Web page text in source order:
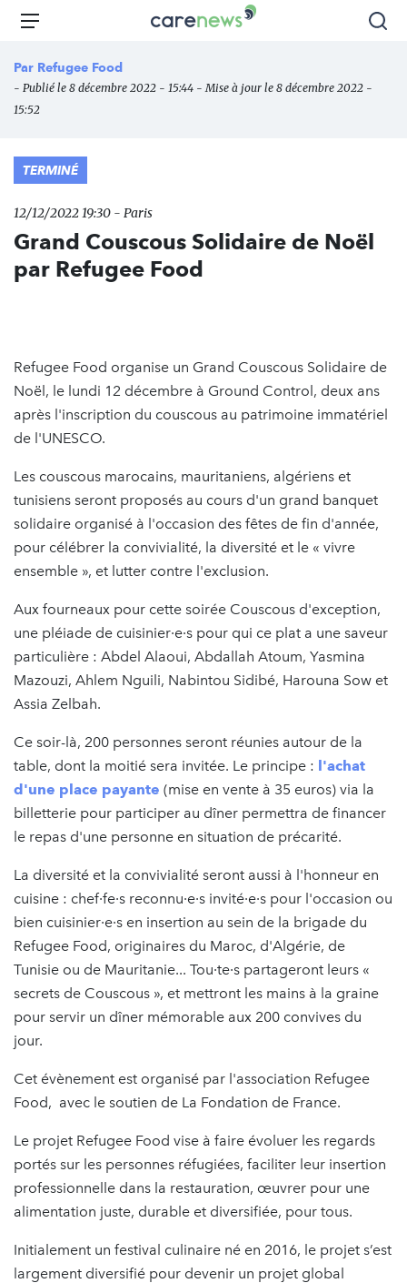
Aller
principal
Carenews,
des
Menu
Par Refugee Food
- Publié le 8 décembre 2022 - 15:44 - Mise à jour le 8 décembre 2022 -
15:52
TERMINÉ
12/12/2022 19:30 - Paris
Grand Couscous Solidaire de Noël
par Refugee Food
Refugee Food organise un Grand Couscous Solidaire de
Noël, le lundi 12 décembre à Ground Control, deux ans
après l'inscription du couscous au patrimoine immatériel
de l'UNESCO.
Les couscous marocains, mauritaniens, algériens et
tunisiens seront proposés au cours d'un grand banquet
solidaire organisé à l'occasion des fêtes de fin d'année,
pour célébrer la convivialité, la diversité et le « vivre
ensemble », et lutter contre l'exclusion.
Aux fourneaux pour cette soirée Couscous d'exception,
une pléiade de cuisinier·e·s pour qui ce plat a une saveur
particulière : Abdel Alaoui, Abdallah Atoum, Yasmina
Mazouzi, Ahlem Nguili, Nabintou Sidibé, Harouna Sow et
Assia Zelbah.
Ce soir-là, 200 personnes seront réunies autour de la
table, dont la moitié sera invitée. Le principe : l'achat
d'une place payante (mise en vente à 35 euros) via la
billetterie pour participer au dîner permettra de financer
le repas d'une personne en situation de précarité.
La diversité et la convivialité seront aussi à l'honneur en
cuisine : chef·fe·s reconnu·e·s invité·e·s pour l'occasion ou
bien cuisinier·e·s en insertion au sein de la brigade du
Refugee Food, originaires du Maroc, d'Algérie, de
Tunisie ou de Mauritanie... Tou·te·s partageront leurs «
secrets de Couscous », et mettront les mains à la graine
pour servir un dîner mémorable aux 200 convives du
jour.
Cet évènement est organisé par l'association Refugee
Food, avec le soutien de La Fondation de France.
Le projet Refugee Food vise à faire évoluer les regards
portés sur les personnes réfugiées, faciliter leur insertion
professionnelle dans la restauration, œuvrer pour une
alimentation juste, durable et diversifiée, pour tous.
Initialement un festival culinaire né en 2016, le projet s’est
largement diversifié pour devenir un projet global